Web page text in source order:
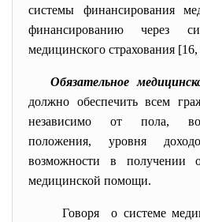
системы финансирования
финансированию через
медицинского страхования
Обязательное
должно обеспечить всем
независимо от пола,
положения, уровня
возможности в получении
медицинской помощи.
Говоря о системе